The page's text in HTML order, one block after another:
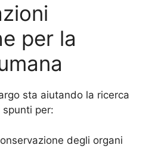
per la
sta aiutando la ricerca
per:
degli organi